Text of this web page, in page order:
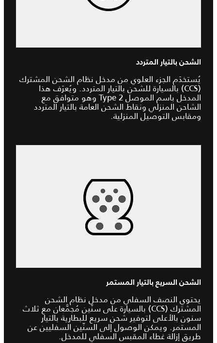
الشحن بالتيار المتردد
يُستخدَم الجزء العلوي من مدخل نظام الشحن المشترك
(CCS) بالسيارة للشحن بالتيار المتردد. ويُعرَف هذا
المدخل باسم الموصل Type 2 وهو متوافق مع
الشاحن المنزلي ونقاط الشحن العامة بالتيار المتردد
ومقابس التوصيل المنزلية.
الشحن السريع بالتيار المستمر
يحتوي النصف السفلي من مدخل نظام الشحن
المشترك (CCS) بالسيارة على سنّين مُجمَّعان مع ثلاث
سنون بالأعلى لتوفير شحن سريع للبطارية بالتيار
المستمر. ويمكن الوصول إلى السنّين السفليين عن
طريق إزالة غطاء المقبس السفلي للمدخل.